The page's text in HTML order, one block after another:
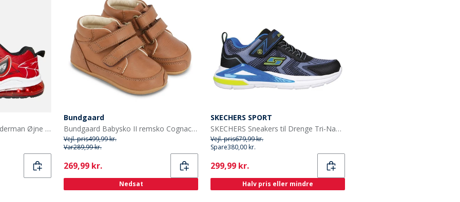
Character Drengenes Spiderman Øjne Lys Op Træningssko Røde
Bundgaard
Bundgaard Babysko II remsko Cognac Ws
Vejl. pris499,99 kr.
Var289,99 kr.
Current
269,99 kr.
Nedsat
SKECHERS SPORT
SKECHERS Sneakers til Drenge Tri-Namics Sort
Vejl. pris679,99 kr.
Spare380,00 kr.
Current
299,99 kr.
Halv pris eller mindre